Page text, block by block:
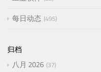
每日动态 495
归档
八月 2026 37